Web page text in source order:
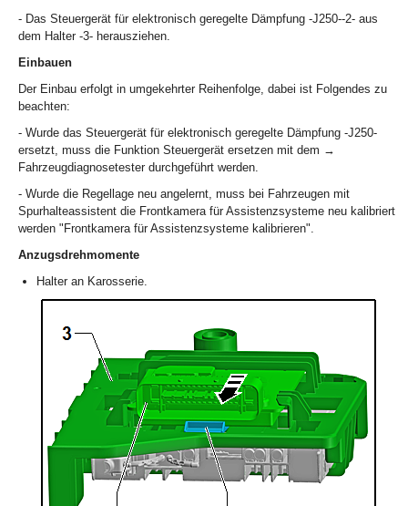
- Das Steuergerät für elektronisch geregelte Dämpfung -J250--2- aus
dem Halter -3- herausziehen.
Einbauen
Der Einbau erfolgt in umgekehrter Reihenfolge, dabei ist Folgendes zu
beachten:
- Wurde das Steuergerät für elektronisch geregelte Dämpfung -J250-
ersetzt, muss die Funktion Steuergerät ersetzen mit dem →
Fahrzeugdiagnosetester durchgeführt werden.
- Wurde die Regellage neu angelernt, muss bei Fahrzeugen mit
Spurhalteassistent die Frontkamera für Assistenzsysteme neu kalibriert
werden "Frontkamera für Assistenzsysteme kalibrieren".
Anzugsdrehmomente
Halter an Karosserie.